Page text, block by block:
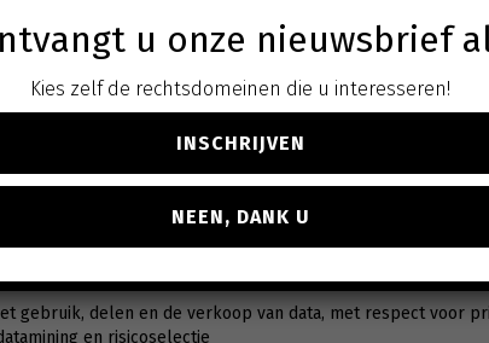
van AI binnen bedrijven ondersteunen en
investeringsaftrek voor onderzoek en ontwikkeling
bijdragen voor erkende onderzoekers in onderzoek en
communicatie
het CAP-bankrekeningenregister, het UBO-register,
overheid wil uiterlijk tegen 2030 alle transacties en
gebruik, delen en de verkoop van data, met respect voor
en risicoselectie
u onze nieuwsbrief
Kies zelf de rechtsdomeinen die u interesseren!
INSCHRIJVEN
NEEN, DANK U